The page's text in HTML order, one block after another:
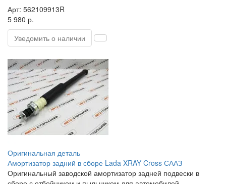
Арт: 562109913R
5 980 р.
Уведомить о наличии
Оригинальная деталь
Амортизатор задний в сборе Lada XRAY Cross СААЗ
Оригинальный заводской амортизатор задней подвески в